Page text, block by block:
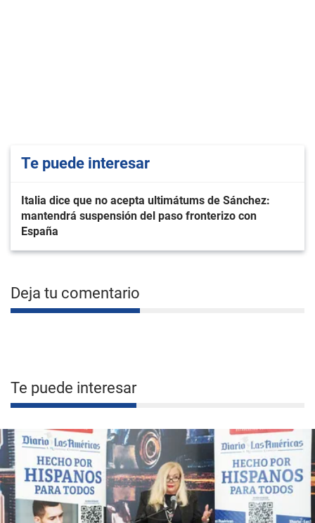
Te puede interesar
Italia dice que no acepta ultimátums de Sánchez:
mantendrá suspensión del paso fronterizo con
España
Deja tu comentario
Te puede interesar